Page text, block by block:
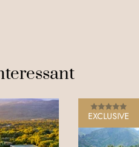
EXCLUSIVE